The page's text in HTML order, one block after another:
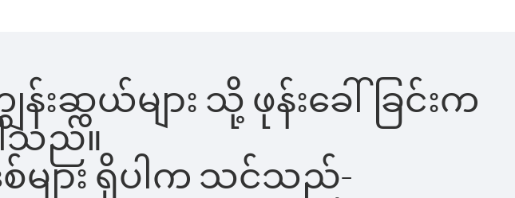
းဆွယ်များ သို့ ဖုန်းခေါ်ခြင်းက
ည်။
များ ရှိပါက သင်သည်-